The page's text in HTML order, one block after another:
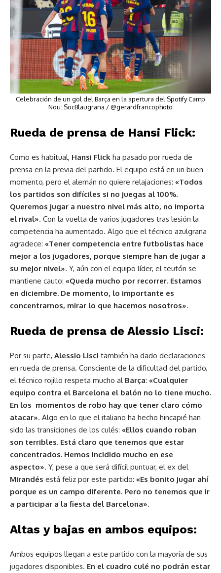
Celebración de un gol del Barça en la apertura del Spotify Camp
Nou: SocBlaugrana / @gerardfrancophoto
Rueda de prensa de Hansi Flick:
Como es habitual, Hansi Flick ha pasado por rueda de
prensa en la previa del partido. El equipo está en un buen
momento, pero el alemán no quiere relajaciones: «Todos
los partidos son difíciles si no juegas al 100%.
Queremos jugar a nuestro nivel más alto, no importa
el rival». Con la vuelta de varios jugadores tras lesión la
competencia ha aumentado. Algo que el técnico azulgrana
agradece: «Tener competencia entre futbolistas hace
mejor a los jugadores, porque siempre han de jugar a
su mejor nivel». Y, aún con el equipo líder, el teutón se
mantiene cauto: «Queda mucho por recorrer. Estamos
en diciembre. De momento, lo importante es
concentrarnos, mirar lo que hacemos nosotros».
Rueda de prensa de Alessio Lisci:
Por su parte, Alessio Lisci también ha dado declaraciones
en rueda de prensa. Consciente de la dificultad del partido,
el técnico rojillo respeta mucho al Barça: «Cualquier
equipo contra el Barcelona el balón no lo tiene mucho.
En los momentos de robo hay que tener claro cómo
atacar». Algo en lo que el italiano ha hecho hincapié han
sido las transiciones de los culés: «Ellos cuando roban
son terribles. Está claro que tenemos que estar
concentrados. Hemos incidido mucho en ese
aspecto». Y, pese a que será difícil puntuar, el ex del
Mirandés está feliz por este partido: «Es bonito jugar ahí
porque es un campo diferente. Pero no tenemos que ir
a participar a la fiesta del Barcelona».
Altas y bajas en ambos equipos:
Ambos equipos llegan a este partido con la mayoría de sus
jugadores disponibles. En el cuadro culé no podrán estar